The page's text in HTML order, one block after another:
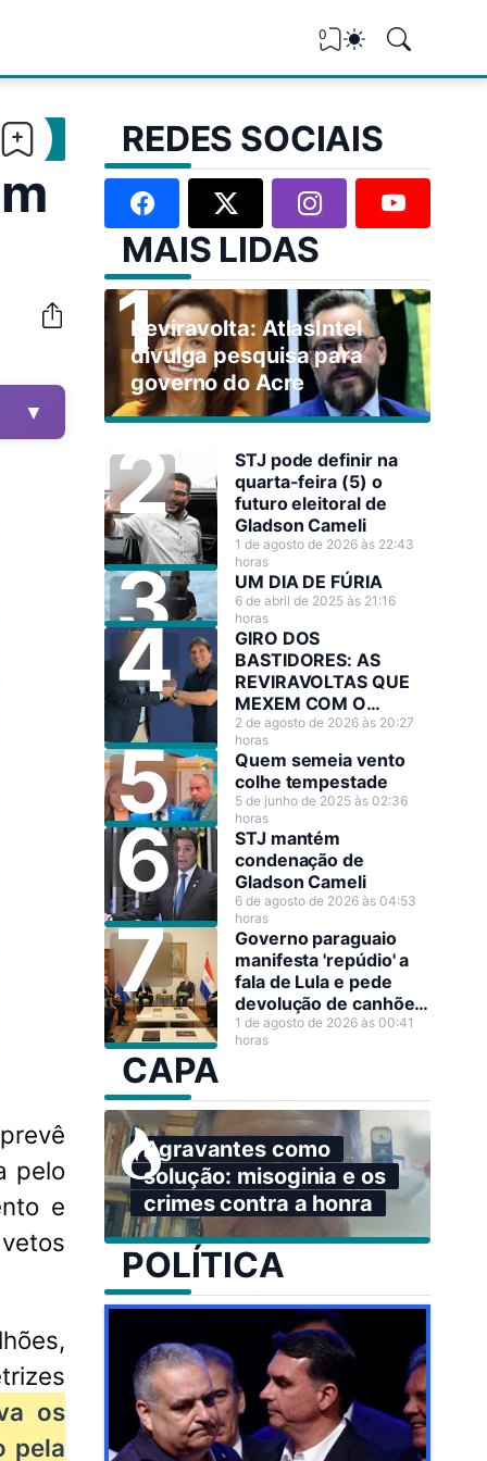
0
▼
pelo
e
os
pela
REDES SOCIAIS
MAIS LIDAS
Reviravolta: AtlasIntel
divulga pesquisa para
governo do Acre
STJ pode definir na
quarta-feira (5) o
futuro eleitoral de
Gladson Cameli
1 de agosto de 2026 às 22:43
horas
UM DIA DE FÚRIA
6 de abril de 2025 às 21:16
horas
GIRO DOS
BASTIDORES: AS
REVIRAVOLTAS QUE
MEXEM COM O
CENÁRIO POLÍTICO
2 de agosto de 2026 às 20:27
horas
Quem semeia vento
colhe tempestade
5 de junho de 2025 às 02:36
horas
STJ mantém
condenação de
Gladson Cameli
6 de agosto de 2026 às 04:53
horas
Governo paraguaio
manifesta 'repúdio' a
fala de Lula e pede
devolução de canhões
de guerra
1 de agosto de 2026 às 00:41
horas
CAPA
Agravantes como
solução: misoginia e os
crimes contra a honra
POLÍTICA